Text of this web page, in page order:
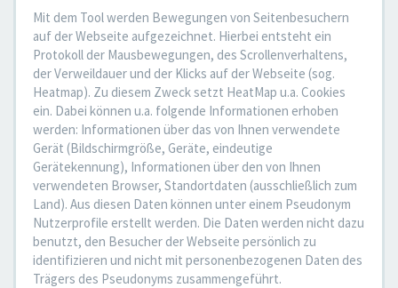
Mit dem Tool werden Bewegungen von Seitenbesuchern
auf der Webseite aufgezeichnet. Hierbei entsteht ein
Protokoll der Mausbewegungen, des Scrollenverhaltens,
der Verweildauer und der Klicks auf der Webseite (sog.
Heatmap). Zu diesem Zweck setzt HeatMap u.a. Cookies
ein. Dabei können u.a. folgende Informationen erhoben
werden: Informationen über das von Ihnen verwendete
Gerät (Bildschirmgröße, Geräte, eindeutige
Gerätekennung), Informationen über den von Ihnen
verwendeten Browser, Standortdaten (ausschließlich zum
Land). Aus diesen Daten können unter einem Pseudonym
Nutzerprofile erstellt werden. Die Daten werden nicht dazu
benutzt, den Besucher der Webseite persönlich zu
identifizieren und nicht mit personenbezogenen Daten des
Trägers des Pseudonyms zusammengeführt.